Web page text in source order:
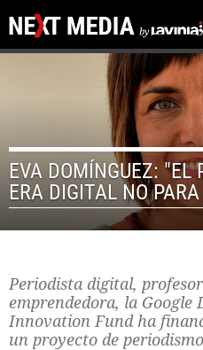
EVA DOMÍNGUEZ: "EL
ERA DIGITAL NO
Periodista digital,
emprendedora, la
Innovation Fund ha
un proyecto de